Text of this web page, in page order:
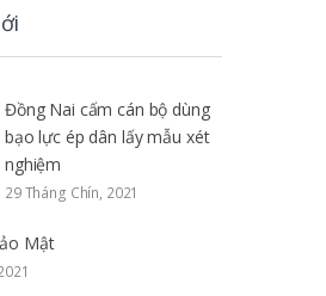
Đồng Nai cấm cán bộ dùng
bạo lực ép dân lấy mẫu xét
nghiệm
29 Tháng Chín, 2021
Mật